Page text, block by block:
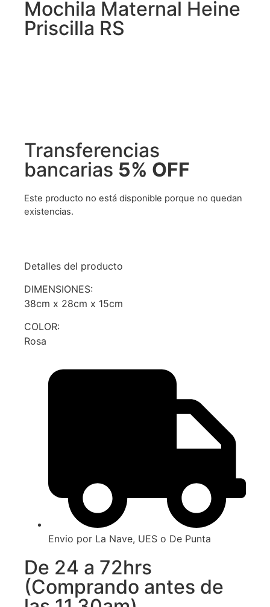
Mochila Maternal Heine
Priscilla RS
Transferencias
bancarias 5% OFF
Este producto no está disponible porque no quedan
existencias.
Detalles del producto
DIMENSIONES:
38cm x 28cm x 15cm
COLOR:
Rosa
Envio por La Nave, UES o De Punta
De 24 a 72hrs
(Comprando antes de